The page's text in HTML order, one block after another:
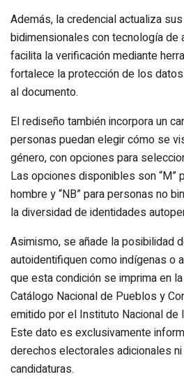
Además, la credencial actualiza
bidimensionales con tecnología de
facilita la verificación mediante
fortalece la protección de los
al documento.
El rediseño también incorpora un
personas puedan elegir cómo se
género, con opciones para
Las opciones disponibles son “M”
hombre y “NB” para personas no
la diversidad de identidades
Asimismo, se añade la posibilidad
autoidentifiquen como indígenas o
que esta condición se imprima en
Catálogo Nacional de Pueblos y
emitido por el Instituto Nacional
Este dato es exclusivamente
derechos electorales adicionales
candidaturas.